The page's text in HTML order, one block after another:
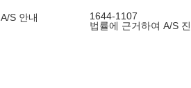
A/S 안내
1644-1107
법률에 근거하여 A/S